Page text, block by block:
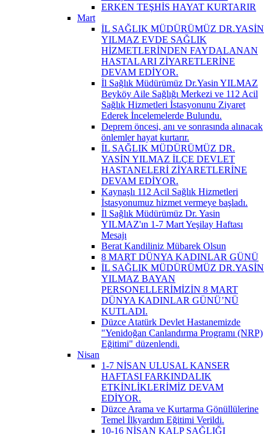
ERKEN TEŞHİS HAYAT KURTARIR
Mart
İL SAĞLIK MÜDÜRÜMÜZ DR.YASİN
YILMAZ EVDE SAĞLIK
HİZMETLERİNDEN FAYDALANAN
HASTALARI ZİYARETLERİNE
DEVAM EDİYOR.
İl Sağlık Müdürümüz Dr.Yasin YILMAZ
Beyköy Aile Sağlığı Merkezi ve 112 Acil
Sağlık Hizmetleri İstasyonunu Ziyaret
Ederek İncelemelerde Bulundu.
Deprem öncesi, anı ve sonrasında alınacak
önlemler hayat kurtarır.
İL SAĞLIK MÜDÜRÜMÜZ DR.
YASİN YILMAZ İLÇE DEVLET
HASTANELERİ ZİYARETLERİNE
DEVAM EDİYOR.
Kaynaşlı 112 Acil Sağlık Hizmetleri
İstasyonumuz hizmet vermeye başladı.
İl Sağlık Müdürümüz Dr. Yasin
YILMAZ'ın 1-7 Mart Yeşilay Haftası
Mesajı
Berat Kandiliniz Mübarek Olsun
8 MART DÜNYA KADINLAR GÜNÜ
İL SAĞLIK MÜDÜRÜMÜZ DR.YASİN
YILMAZ BAYAN
PERSONELLERİMİZİN 8 MART
DÜNYA KADINLAR GÜNÜ’NÜ
KUTLADI.
Düzce Atatürk Devlet Hastanemizde
"Yenidoğan Canlandırma Programı (NRP)
Eğitimi" düzenlendi.
Nisan
1-7 NİSAN ULUSAL KANSER
HAFTASI FARKINDALIK
ETKİNLİKLERİMİZ DEVAM
EDİYOR.
Düzce Arama ve Kurtarma Gönüllülerine
Temel İlkyardım Eğitimi Verildi.
10-16 NİSAN KALP SAĞLIĞI